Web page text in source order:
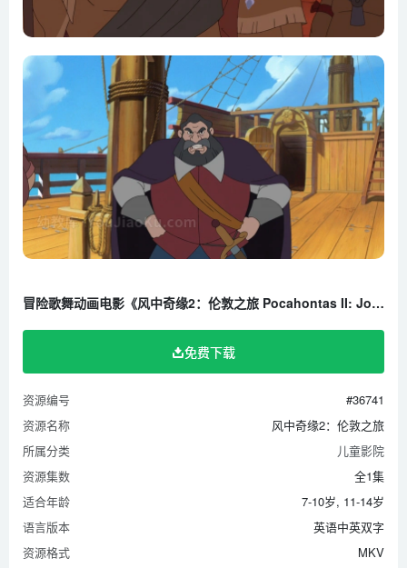
冒险歌舞动画电影《风中奇缘2：伦敦之旅 Pocahontas II: Journey to a New World》全1集 英语中英双字 1080P/MKV/2.56G 百度云网盘下载
免费下载
资源编号
#36741
资源名称
风中奇缘2：伦敦之旅
所属分类
儿童影院
资源集数
全1集
适合年龄
7-10岁, 11-14岁
语言版本
英语中英双字
资源格式
MKV